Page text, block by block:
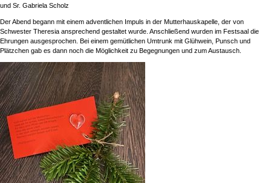
und Sr. Gabriela Scholz
Der Abend begann mit einem adventlichen Impuls in der Mutterhauskapelle, der von
Schwester Theresia ansprechend gestaltet wurde. Anschließend wurden im Festsaal die
Ehrungen ausgesprochen. Bei einem gemütlichen Umtrunk mit Glühwein, Punsch und
Plätzchen gab es dann noch die Möglichkeit zu Begegnungen und zum Austausch.